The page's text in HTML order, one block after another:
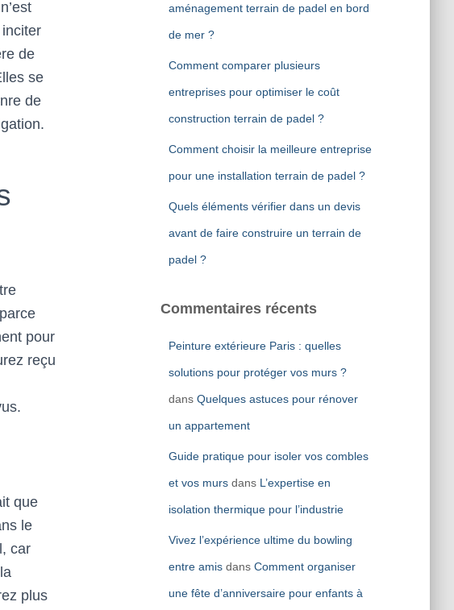
n’est
de
se
de
pour
reçu
que
le
car
plus
aménagement terrain de padel en bord
de mer ?
Comment comparer plusieurs
entreprises pour optimiser le coût
construction terrain de padel ?
Comment choisir la meilleure entreprise
pour une installation terrain de padel ?
Quels éléments vérifier dans un devis
avant de faire construire un terrain de
padel ?
Commentaires récents
Peinture extérieure Paris : quelles
solutions pour protéger vos murs ?
dans Quelques astuces pour rénover
un appartement
Guide pratique pour isoler vos combles
et vos mursdans L’expertise en
isolation thermique pour l’industrie
Vivez l’expérience ultime du bowling
entre amisdans Comment organiser
une fête d’anniversaire pour enfants à